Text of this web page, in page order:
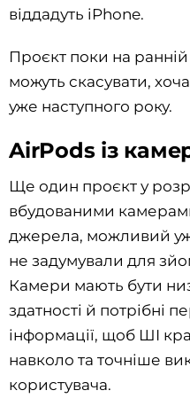
віддадуть iPhone.
Проєкт поки на ранній
можуть скасувати,
уже наступного року.
AirPods із
Ще один проєкт у
вбудованими
джерела, можливий
не задумували для
Камери мають бути
здатності й потрібні
інформації, щоб ШІ
навколо та точніше
користувача.